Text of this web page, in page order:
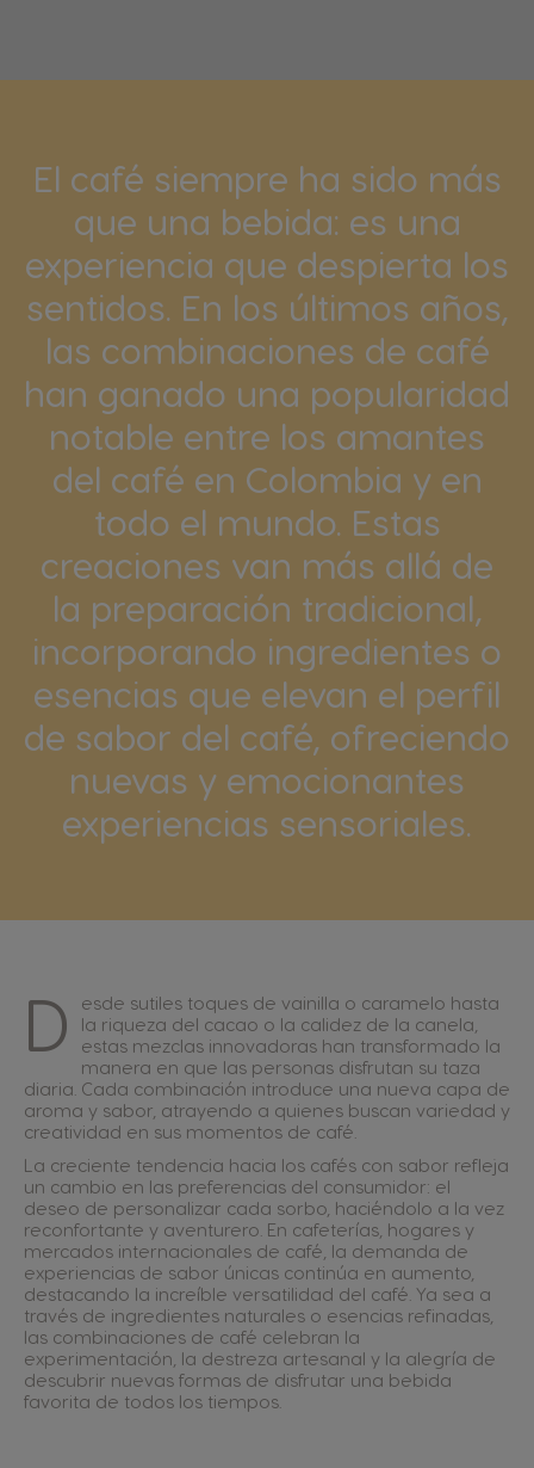
El café siempre ha sido más
que una bebida: es una
experiencia que despierta los
sentidos. En los últimos años,
las combinaciones de café
han ganado una popularidad
notable entre los amantes
del café en Colombia y en
todo el mundo. Estas
creaciones van más allá de
la preparación tradicional,
incorporando ingredientes o
esencias que elevan el perfil
de sabor del café, ofreciendo
nuevas y emocionantes
experiencias sensoriales.
D
esde sutiles toques de vainilla o caramelo hasta
la riqueza del cacao o la calidez de la canela,
estas mezclas innovadoras han transformado la
manera en que las personas disfrutan su taza
diaria. Cada combinación introduce una nueva capa de
aroma y sabor, atrayendo a quienes buscan variedad y
creatividad en sus momentos de café.
La creciente tendencia hacia los cafés con sabor refleja
un cambio en las preferencias del consumidor: el
deseo de personalizar cada sorbo, haciéndolo a la vez
reconfortante y aventurero. En cafeterías, hogares y
mercados internacionales de café, la demanda de
experiencias de sabor únicas continúa en aumento,
destacando la increíble versatilidad del café. Ya sea a
través de ingredientes naturales o esencias refinadas,
las combinaciones de café celebran la
experimentación, la destreza artesanal y la alegría de
descubrir nuevas formas de disfrutar una bebida
favorita de todos los tiempos.